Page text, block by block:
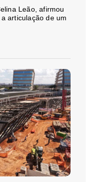
Leão, afirmou
articulação de um